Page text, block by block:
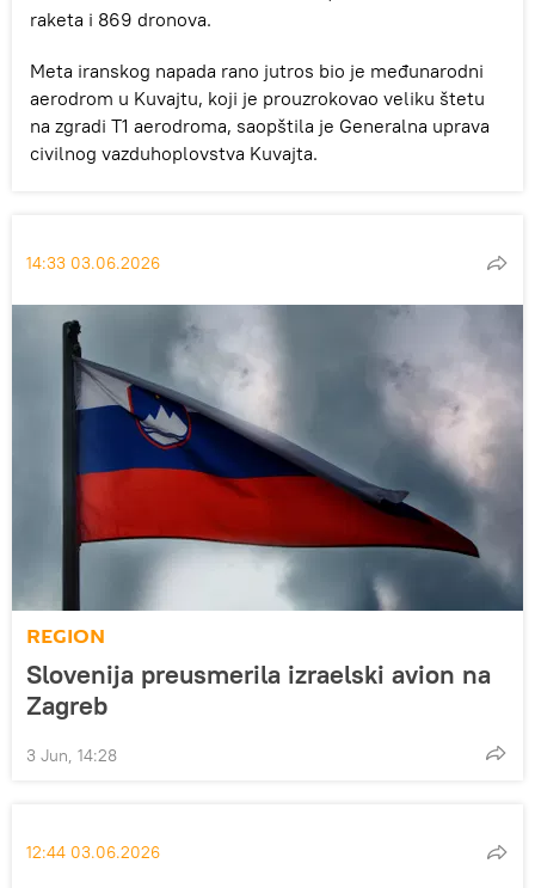
raketa i 869 dronova.
Meta iranskog napada rano jutros bio je međunarodni
aerodrom u Kuvajtu, koji je prouzrokovao veliku štetu
na zgradi T1 aerodroma, saopštila je Generalna uprava
civilnog vazduhoplovstva Kuvajta.
14:33 03.06.2026
REGION
Slovenija preusmerila izraelski avion na
Zagreb
3 Jun, 14:28
12:44 03.06.2026